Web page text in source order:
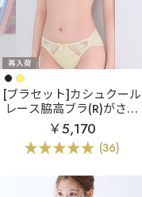
[ブラセット]カシュクール
レース脇高ブラ(R)がさら
に進化！柔らかなつけ心
地の美谷間ブラ
カシュクールレース脇高
ーツ
￥5,170
(36)